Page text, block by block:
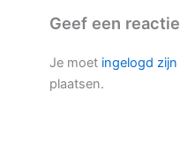
Geef een reactie
Je moet ingelogd zijn
plaatsen.